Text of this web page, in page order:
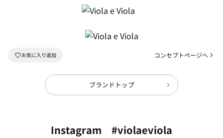
コンセプトページへ
ブランドトップ
Instagram #violaeviola